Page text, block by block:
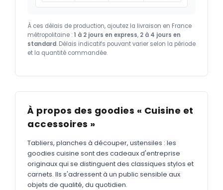
À ces délais de production, ajoutez la livraison en France
métropolitaine : 1 à 2 jours en express, 2 à 4 jours en
standard. Délais indicatifs pouvant varier selon la période
et la quantité commandée.
À propos des goodies « Cuisine et
accessoires »
Tabliers, planches à découper, ustensiles : les
goodies cuisine sont des cadeaux d'entreprise
originaux qui se distinguent des classiques stylos et
carnets. Ils s'adressent à un public sensible aux
objets de qualité, du quotidien.